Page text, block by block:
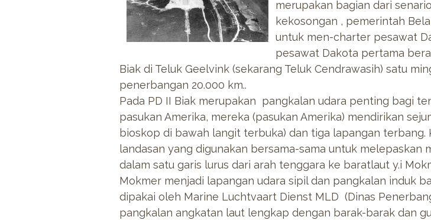
merupakan bagian dari
kekosongan , pemerintah
untuk men-charter pesawat
pesawat Dakota pertama
Biak di Teluk Geelvink (sekarang Teluk Cendrawasih) satu
penerbangan 20.000 km..
Pada PD II Biak merupakan pangkalan udara penting bagi
pasukan Amerika, mereka (pasukan Amerika) mendirikan
bioskop di bawah langit terbuka) dan tiga lapangan
landasan yang digunakan bersama-sama untuk
dalam satu garis lurus dari arah tenggara ke baratlaut y.i
Mokmer menjadi lapangan udara sipil dan pangkalan induk
dipakai oleh Marine Luchtvaart Dienst MLD (Dinas
pangkalan angkatan laut lengkap dengan barak-barak dan